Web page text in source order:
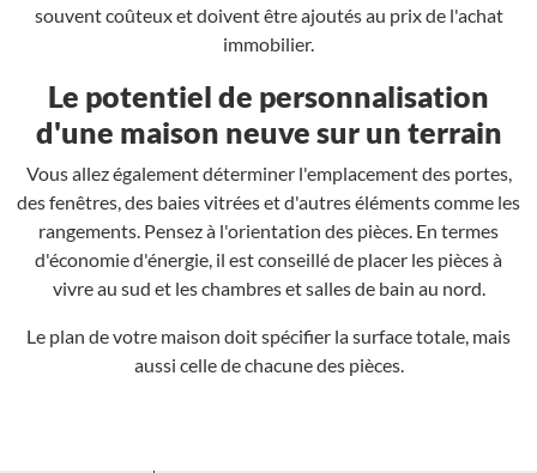
souvent coûteux et doivent être ajoutés au prix de l'achat
immobilier.
Le potentiel de personnalisation
d'une maison neuve sur un terrain
Vous allez également déterminer l'emplacement des portes,
des fenêtres, des baies vitrées et d'autres éléments comme les
rangements. Pensez à l'orientation des pièces. En termes
d'économie d'énergie, il est conseillé de placer les pièces à
vivre au sud et les chambres et salles de bain au nord.
Le plan de votre maison doit spécifier la surface totale, mais
aussi celle de chacune des pièces.